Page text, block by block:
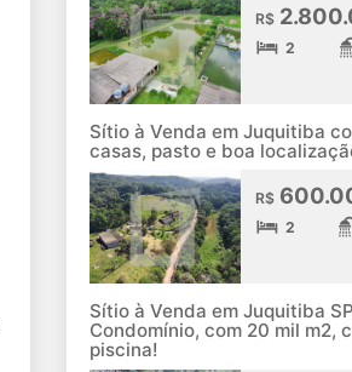
R$
2
Sítio à Venda em Juquitiba
casas, pasto e boa
R$
2
Sítio à Venda em Juquitiba
Condomínio, com 20 mil m2,
piscina!